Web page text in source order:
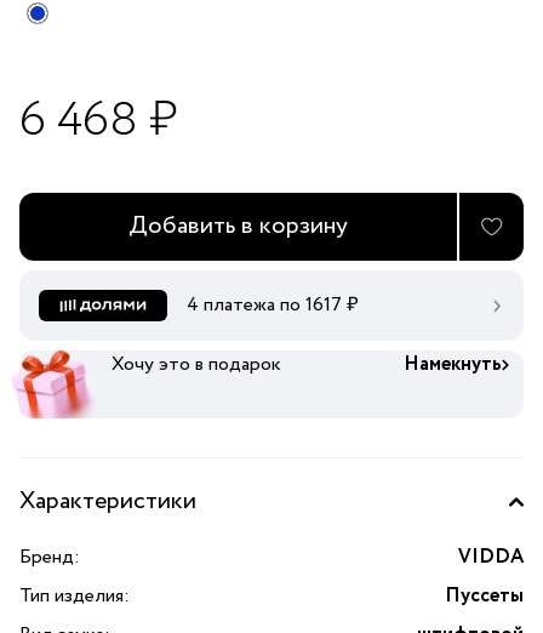
6 468 ₽
Добавить в корзину
4 платежа по 1617 ₽
Хочу это в подарок Намекнуть
Характеристики
Бренд:
VIDDA
Тип изделия:
Пуссеты